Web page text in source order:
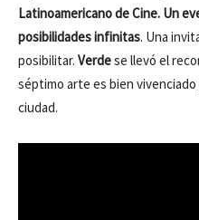
Latinoamericano de Cine. Un
posibilidades infinitas. Una
posibilitar. Verdese llevó el
séptimo arte es bien
ciudad.